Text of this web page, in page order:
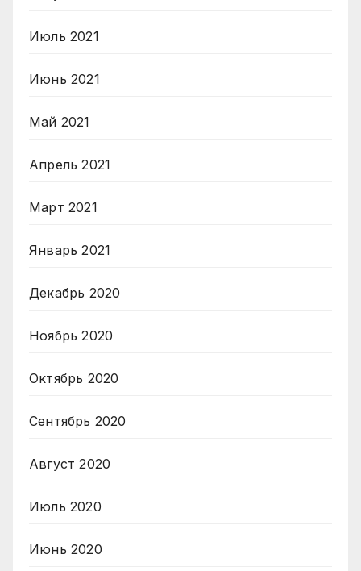
Июль 2021
Июнь 2021
Май 2021
Апрель 2021
Март 2021
Январь 2021
Декабрь 2020
Ноябрь 2020
Октябрь 2020
Сентябрь 2020
Август 2020
Июль 2020
Июнь 2020